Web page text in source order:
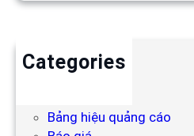
Categories
Bảng hiệu quảng cáo